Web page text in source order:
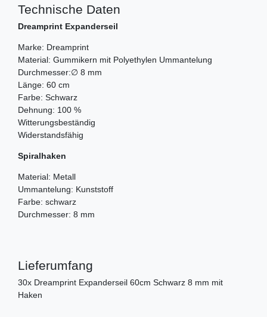
Technische Daten
Dreamprint Expanderseil
Marke: Dreamprint
Material: Gummikern mit Polyethylen Ummantelung
Durchmesser:∅ 8 mm
Länge: 60 cm
Farbe: Schwarz
Dehnung: 100 %
Witterungsbeständig
Widerstandsfähig
Spiralhaken
Material: Metall
Ummantelung: Kunststoff
Farbe: schwarz
Durchmesser: 8 mm
Lieferumfang
30x Dreamprint Expanderseil 60cm Schwarz 8 mm mit
Haken